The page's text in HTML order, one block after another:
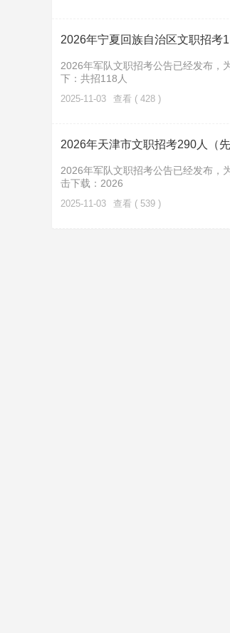
2026年宁夏回族自治区文职招考
2026年军队文职招考公告已经发布，
下：共招118人
2025-11-03 查看 ( 428 )
2026年天津市文职招考290人（
2026年军队文职招考公告已经发布，
击下载：2026
2025-11-03 查看 ( 539 )